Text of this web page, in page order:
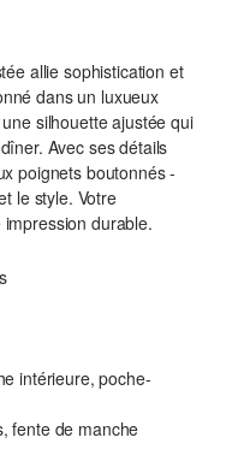
allie sophistication et
dans un luxueux
silhouette ajustée qui
Avec ses détails
poignets boutonnés -
le style. Votre
durable.
intérieure, poche-
fente de manche